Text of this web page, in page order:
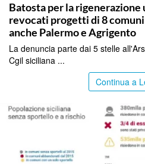
Batosta per la rigenerazione
revocati progetti di 8
anche Palermo e Agrigento
La denuncia parte dai 5 stelle
Cgil siciliana ...
Continua a